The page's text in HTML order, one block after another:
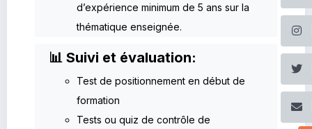
d’expérience minimum de 5 ans sur la
thématique enseignée.
📊 Suivi et évaluation:
Test de positionnement en début de
formation
Tests ou quiz de contrôle de